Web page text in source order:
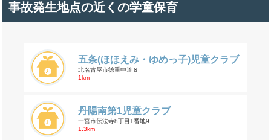
事故発生地点の近くの学童保育
五条(ほほえみ・ゆめっ子)児童クラブ
北名古屋市徳重中道８
1km
丹陽南第1児童クラブ
一宮市伝法寺8丁目1番地9
1.3km